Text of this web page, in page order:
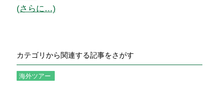
(さらに…)
カテゴリから関連する記事をさがす
海外ツアー